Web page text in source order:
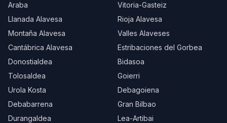
Araba
Vitoria-Gasteiz
Llanada Alavesa
Rioja Alavesa
Montaña Alavesa
Valles Alaveses
Cantábrica Alavesa
Estribaciones del Gorbea
Donostialdea
Bidasoa
Tolosaldea
Goierri
Urola Kosta
Debagoiena
Debabarrena
Gran Bilbao
Durangaldea
Lea-Artibai